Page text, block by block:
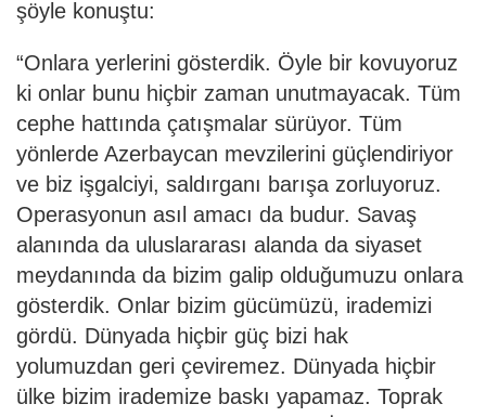
şöyle konuştu:
“Onlara yerlerini gösterdik. Öyle bir kovuyoruz
ki onlar bunu hiçbir zaman unutmayacak. Tüm
cephe hattında çatışmalar sürüyor. Tüm
yönlerde Azerbaycan mevzilerini güçlendiriyor
ve biz işgalciyi, saldırganı barışa zorluyoruz.
Operasyonun asıl amacı da budur. Savaş
alanında da uluslararası alanda da siyaset
meydanında da bizim galip olduğumuzu onlara
gösterdik. Onlar bizim gücümüzü, irademizi
gördü. Dünyada hiçbir güç bizi hak
yolumuzdan geri çeviremez. Dünyada hiçbir
ülke bizim irademize baskı yapamaz. Toprak